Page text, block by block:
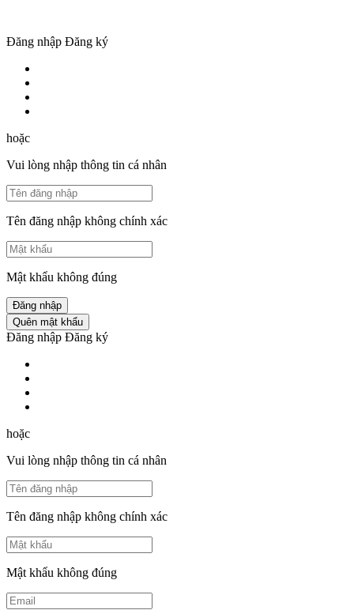
Đăng nhập Đăng ký
hoặc
Vui lòng nhập thông tin cá nhân
Tên đăng nhập không chính xác
Mật khẩu không đúng
Đăng nhập
Quên mật khẩu
Đăng nhập Đăng ký
hoặc
Vui lòng nhập thông tin cá nhân
Tên đăng nhập không chính xác
Mật khẩu không đúng